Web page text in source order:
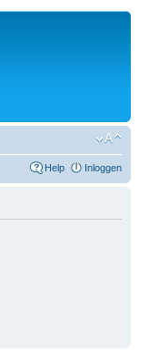
Help Inloggen